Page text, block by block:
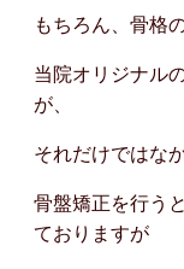
もちろん、骨格
当院オリジナル
が、
それだけではな
骨盤矯正を行う
ておりますが